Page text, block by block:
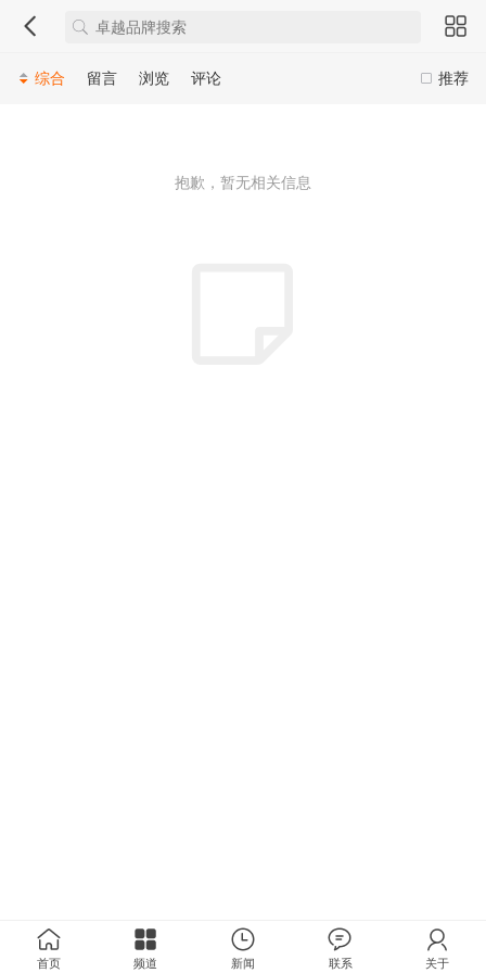
推荐
综合 留言 浏览 评论
抱歉，暂无相关信息
首页 频道 新闻 联系 关于